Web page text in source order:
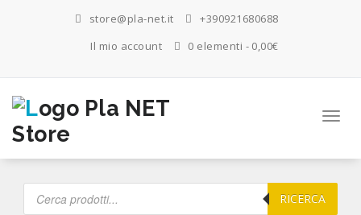
store@pla-net.it
+390921680688
Il mio account
0 elementi 0,00€
Products
search RICERCA